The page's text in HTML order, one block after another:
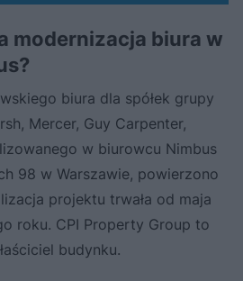
modernizacja biura w
biura dla spółek grupy
Mercer, Guy Carpenter,
w biurowcu Nimbus
98 w Warszawie, powierzono
projektu trwała od maja
roku. CPI Property Group to
budynku.